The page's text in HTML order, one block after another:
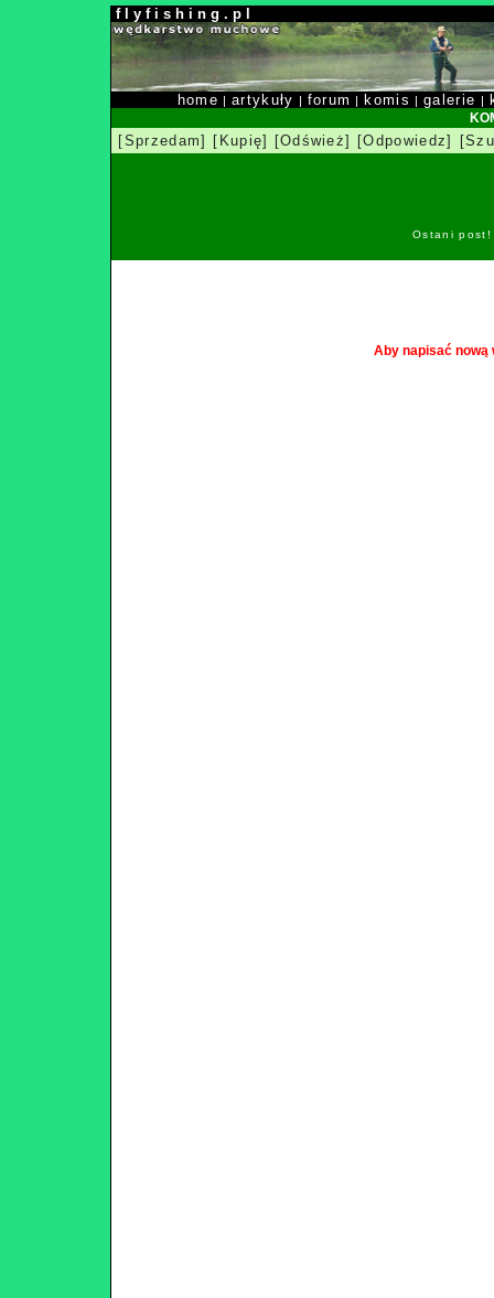
f l y f i s h i n g . p l
home |artykuły | forum | komis |galerie |
[Sprzedam] [Kupię] [Odśwież] [Odpowiedz]
Ostani post!
Aby napisać nową